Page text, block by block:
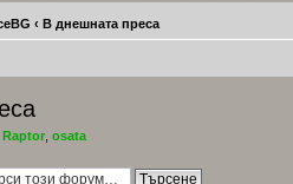
‹ В днешната преса
Raptor osata